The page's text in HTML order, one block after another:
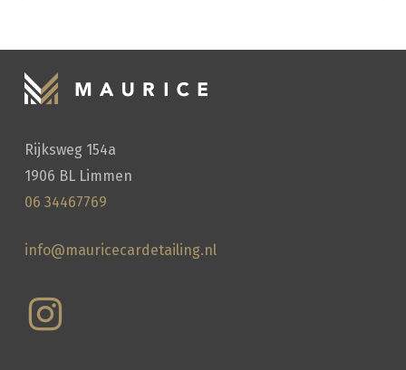
Rijksweg 154a
1906 BL Limmen
06 34467769
info@mauricecardetailing.nl